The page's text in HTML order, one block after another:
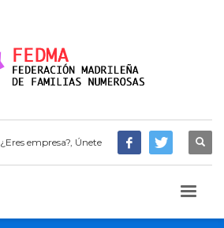
¿Eres empresa?, Únete